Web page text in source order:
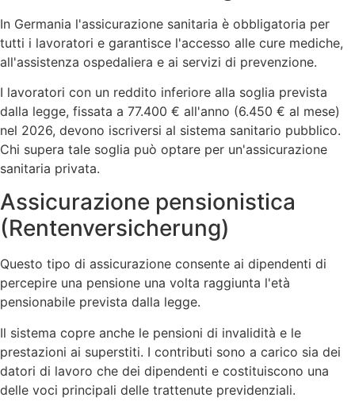
In Germania l'assicurazione sanitaria è obbligatoria per
tutti i lavoratori e garantisce l'accesso alle cure mediche,
all'assistenza ospedaliera e ai servizi di prevenzione.
I lavoratori con un reddito inferiore alla soglia prevista
dalla legge, fissata a 77.400 € all'anno (6.450 € al mese)
nel 2026, devono iscriversi al sistema sanitario pubblico.
Chi supera tale soglia può optare per un'assicurazione
sanitaria privata.
Assicurazione pensionistica
(Rentenversicherung)
Questo tipo di assicurazione consente ai dipendenti di
percepire una pensione una volta raggiunta l'età
pensionabile prevista dalla legge.
Il sistema copre anche le pensioni di invalidità e le
prestazioni ai superstiti. I contributi sono a carico sia dei
datori di lavoro che dei dipendenti e costituiscono una
delle voci principali delle trattenute previdenziali.